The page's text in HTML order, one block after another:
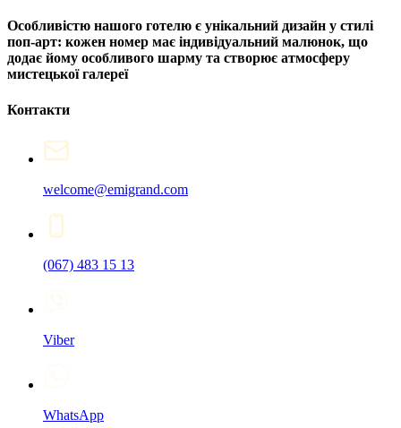
Особливістю нашого готелю є унікальний дизайн у стилі
поп-арт: кожен номер має індивідуальний малюнок, що
додає йому особливого шарму та створює атмосферу
мистецької галереї
Контакти
welcome@emigrand.com
(067) 483 15 13
Viber
WhatsApp